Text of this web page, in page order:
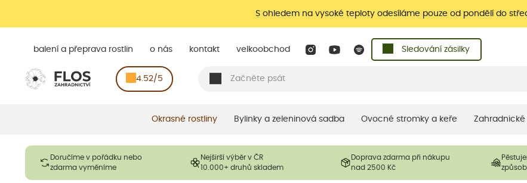
S ohledem na vysoké teploty odesíláme pouze od pondělí do
balení a přeprava rostlin o nás kontakt velkoobchod Sledování zásilky
4.52/5
Okrasné rostliny Bylinky a zeleninová sadba Ovocné stromky a keře
Doručíme v pořádku nebo
zdarma vyměníme
Nejširší výběr v ČR
10.000+ druhů skladem
Doprava zdarma při nákupu
nad 2500 Kč